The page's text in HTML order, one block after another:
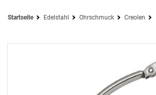
Startseite Edelstahl Ohrschmuck Creolen